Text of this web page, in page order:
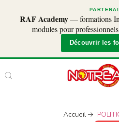
RAF Academy— formations
modules pour
Découvrir les
Accueil